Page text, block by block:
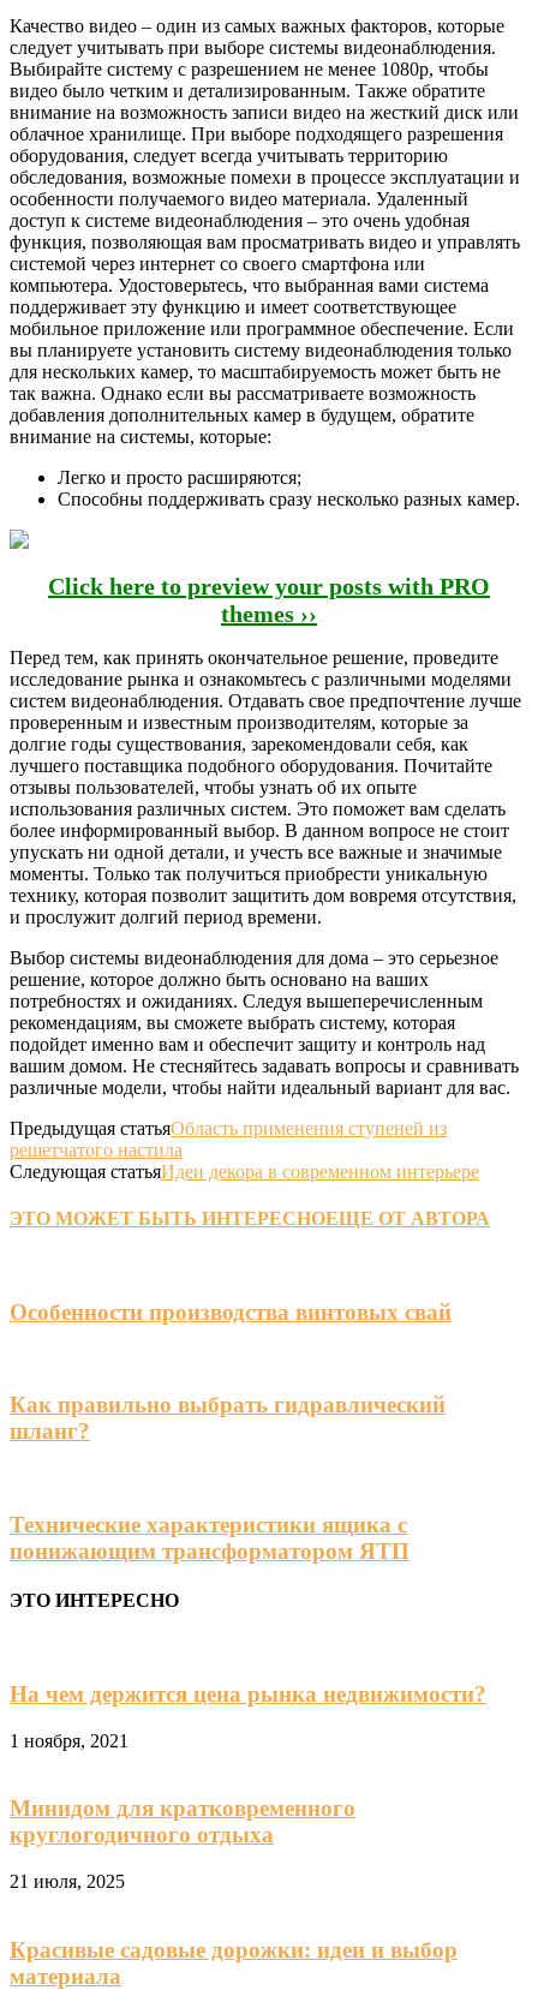
Качество видео – один из самых важных факторов, которые
следует учитывать при выборе системы видеонаблюдения.
Выбирайте систему с разрешением не менее 1080p, чтобы
видео было четким и детализированным. Также обратите
внимание на возможность записи видео на жесткий диск или
облачное хранилище. При выборе подходящего разрешения
оборудования, следует всегда учитывать территорию
обследования, возможные помехи в процессе эксплуатации и
особенности получаемого видео материала. Удаленный
доступ к системе видеонаблюдения – это очень удобная
функция, позволяющая вам просматривать видео и управлять
системой через интернет со своего смартфона или
компьютера. Удостоверьтесь, что выбранная вами система
поддерживает эту функцию и имеет соответствующее
мобильное приложение или программное обеспечение. Если
вы планируете установить систему видеонаблюдения только
для нескольких камер, то масштабируемость может быть не
так важна. Однако если вы рассматриваете возможность
добавления дополнительных камер в будущем, обратите
внимание на системы, которые:
Легко и просто расширяются;
Способны поддерживать сразу несколько разных камер.
Click here to preview your posts with PRO
themes ››
Перед тем, как принять окончательное решение, проведите
исследование рынка и ознакомьтесь с различными моделями
систем видеонаблюдения. Отдавать свое предпочтение лучше
проверенным и известным производителям, которые за
долгие годы существования, зарекомендовали себя, как
лучшего поставщика подобного оборудования. Почитайте
отзывы пользователей, чтобы узнать об их опыте
использования различных систем. Это поможет вам сделать
более информированный выбор. В данном вопросе не стоит
упускать ни одной детали, и учесть все важные и значимые
моменты. Только так получиться приобрести уникальную
технику, которая позволит защитить дом вовремя отсутствия,
и прослужит долгий период времени.
Выбор системы видеонаблюдения для дома – это серьезное
решение, которое должно быть основано на ваших
потребностях и ожиданиях. Следуя вышеперечисленным
рекомендациям, вы сможете выбрать систему, которая
подойдет именно вам и обеспечит защиту и контроль над
вашим домом. Не стесняйтесь задавать вопросы и сравнивать
различные модели, чтобы найти идеальный вариант для вас.
Предыдущая статьяОбласть применения ступеней из
решетчатого настила
Следующая статьяИдеи декора в современном интерьере
ЭТО МОЖЕТ БЫТЬ ИНТЕРЕСНОЕЩЕ ОТ АВТОРА
Особенности производства винтовых свай
Как правильно выбрать гидравлический
шланг?
Технические характеристики ящика с
понижающим трансформатором ЯТП
ЭТО ИНТЕРЕСНО
На чем держится цена рынка недвижимости?
1 ноября, 2021
Минидом для кратковременного
круглогодичного отдыха
21 июля, 2025
Красивые садовые дорожки: идеи и выбор
материала